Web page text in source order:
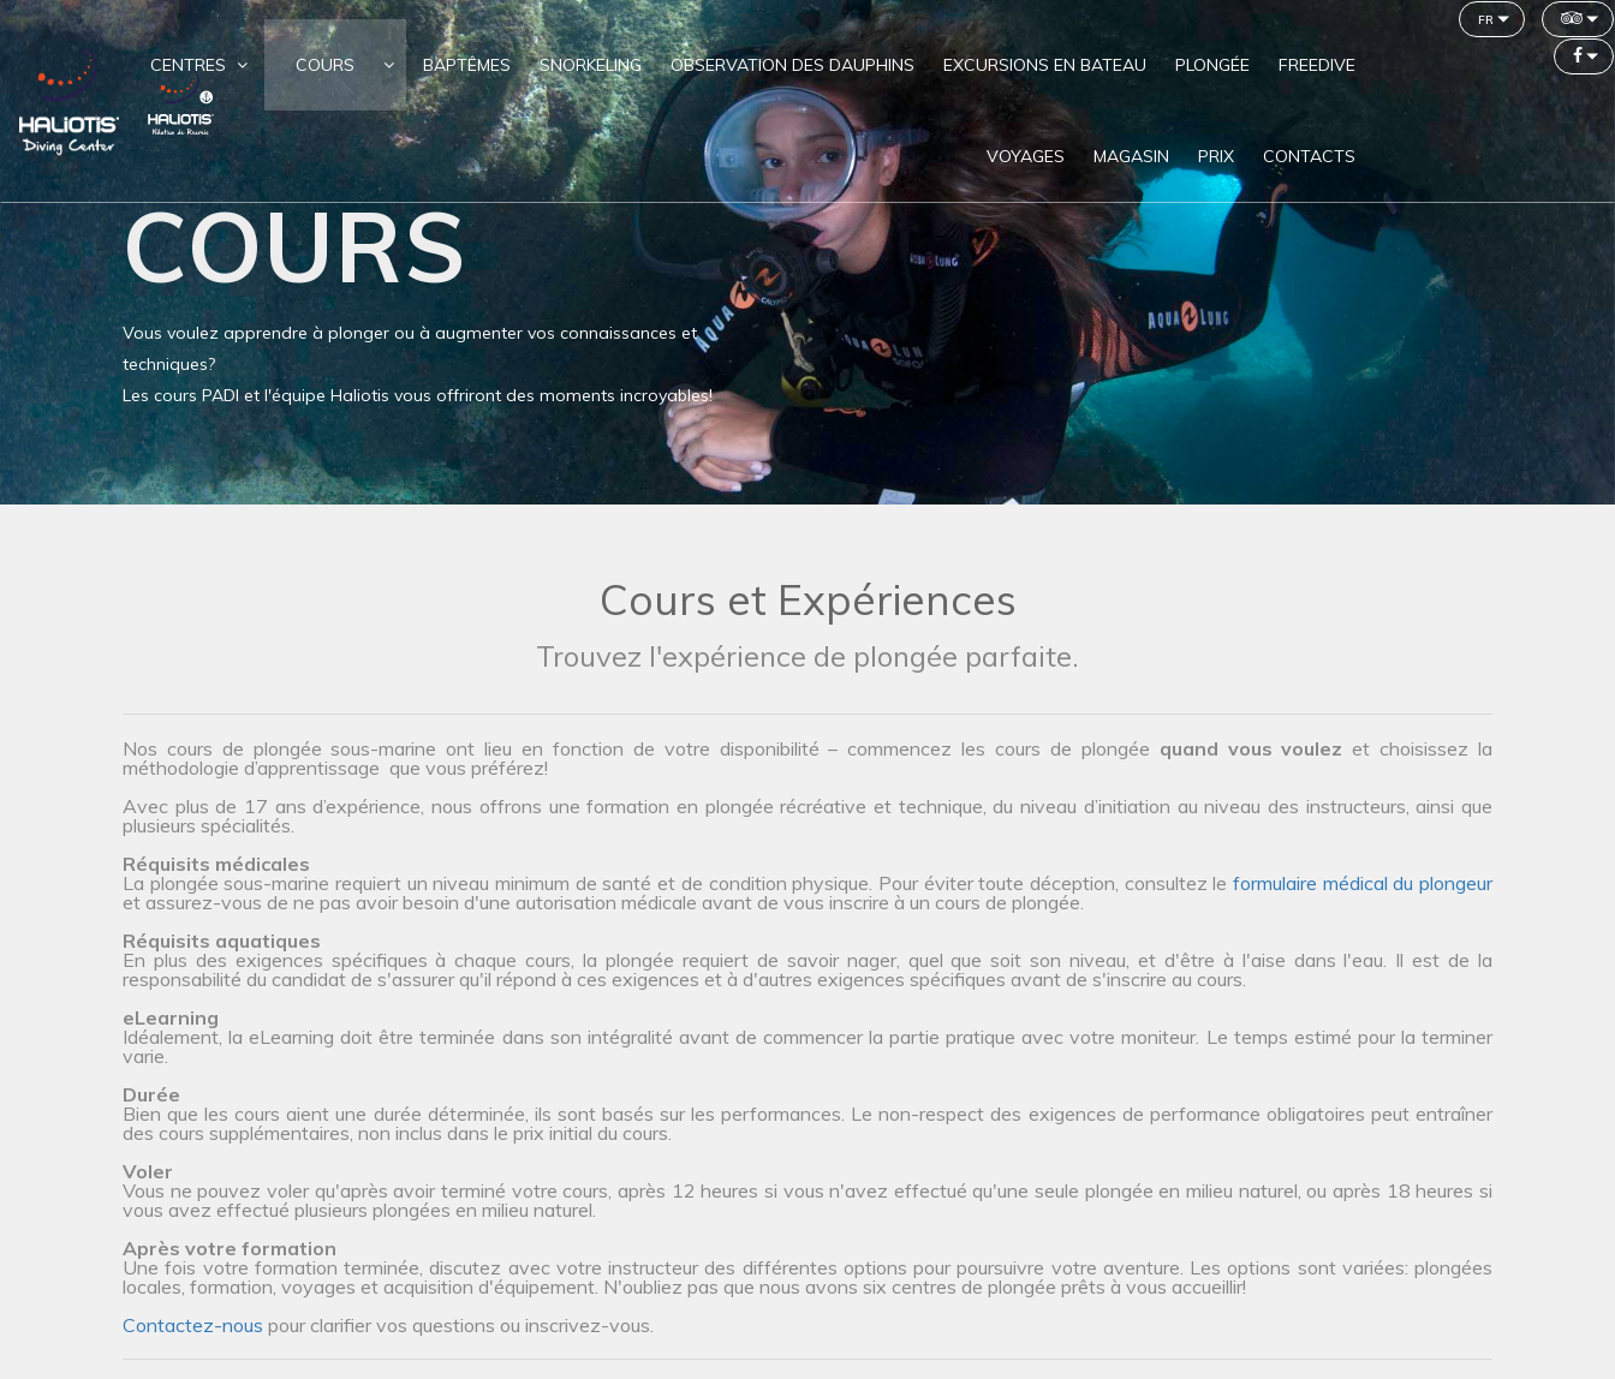
CENTRES COURS BAPTÊMES SNORKELING OBSERVATION DES DAUPHINS EXCURSIONS EN BATEAU PLONGÉE FREEDIVE
VOYAGES MAGASIN PRIX CONTACTS
fr
COURS
Vous voulez apprendre à plonger ou à augmenter vos connaissances et
techniques?
Les cours PADI et l'équipe Haliotis vous offriront des moments incroyables!
Cours et Expériences
Trouvez l'expérience de plongée parfaite.
Nos cours de plongée sous-marine ont lieu en fonction de votre disponibilité – commencez les cours de plongée quand vous voulez et choisissez la
méthodologie d’apprentissage que vous préférez!
Avec plus de 17 ans d’expérience, nous offrons une formation en plongée récréative et technique, du niveau d’initiation au niveau des instructeurs, ainsi que
plusieurs spécialités.
Réquisits médicales
La plongée sous-marine requiert un niveau minimum de santé et de condition physique. Pour éviter toute déception, consultez le formulaire médical du plongeur
et assurez-vous de ne pas avoir besoin d'une autorisation médicale avant de vous inscrire à un cours de plongée.
Réquisits aquatiques
En plus des exigences spécifiques à chaque cours, la plongée requiert de savoir nager, quel que soit son niveau, et d'être à l'aise dans l'eau. Il est de la
responsabilité du candidat de s'assurer qu'il répond à ces exigences et à d'autres exigences spécifiques avant de s'inscrire au cours.
eLearning
Idéalement, la eLearning doit être terminée dans son intégralité avant de commencer la partie pratique avec votre moniteur. Le temps estimé pour la terminer
varie.
Durée
Bien que les cours aient une durée déterminée, ils sont basés sur les performances. Le non-respect des exigences de performance obligatoires peut entraîner
des cours supplémentaires, non inclus dans le prix initial du cours.
Voler
Vous ne pouvez voler qu'après avoir terminé votre cours, après 12 heures si vous n'avez effectué qu'une seule plongée en milieu naturel, ou après 18 heures si
vous avez effectué plusieurs plongées en milieu naturel.
Après votre formation
Une fois votre formation terminée, discutez avec votre instructeur des différentes options pour poursuivre votre aventure. Les options sont variées: plongées
locales, formation, voyages et acquisition d'équipement. N'oubliez pas que nous avons six centres de plongée prêts à vous accueillir!
Contactez-nous pour clarifier vos questions ou inscrivez-vous.